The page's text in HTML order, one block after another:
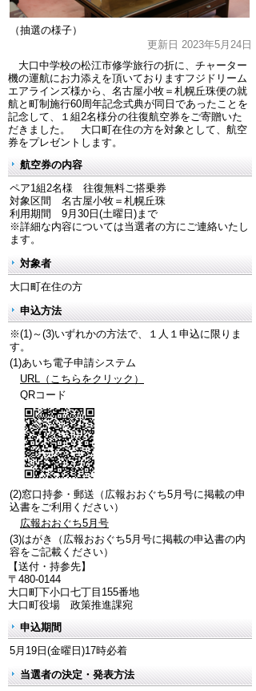
（抽選の様子）
更新日 2023年5月24日
大口中学校の松江市修学旅行の折に、チャーター
機の運航にお力添えを頂いておりますフジドリーム
エアラインズ様から、名古屋小牧＝札幌丘珠便の就
航と町制施行60周年記念式典が同日であったことを
記念して、１組2名様分の往復航空券をご寄贈いた
だきました。 大口町在住の方を対象として、航空
券をプレゼントします。
航空券の内容
ペア1組2名様 往復無料ご搭乗券
対象区間 名古屋小牧＝札幌丘珠
利用期間 9月30日(土曜日)まで
※詳細な内容については当選者の方にご連絡いたし
ます。
対象者
大口町在住の方
申込方法
※(1)～(3)いずれかの方法で、１人１申込に限りま
す。
(1)あいち電子申請システム
URL（こちらをクリック）
QRコード
(2)窓口持参・郵送（広報おおぐち5月号に掲載の申
込書をご利用ください）
広報おおぐち5月号
(3)はがき（広報おおぐち5月号に掲載の申込書の内
容をご記載ください）
【送付・持参先】
〒480-0144
大口町下小口七丁目155番地
大口町役場 政策推進課宛
申込期間
5月19日(金曜日)17時必着
当選者の決定・発表方法